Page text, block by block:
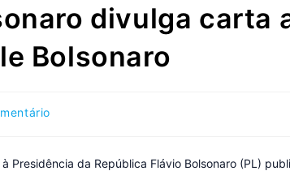
divulga carta
Bolsonaro
Presidência da República Flávio Bolsonaro (PL)